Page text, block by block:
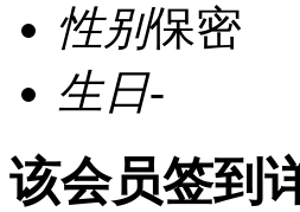
性别保密
生日-
该会员签到